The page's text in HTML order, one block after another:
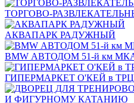
ТОРГОВО-
АКВАПАРК РАДУЖНЫЙ
BMW АВТОДОМ 51-й км
ГИПЕРМАРКЕТ О'КЕЙ в